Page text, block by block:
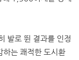
발로 뛴 결과를 인정
하는 쾌적한 도시환